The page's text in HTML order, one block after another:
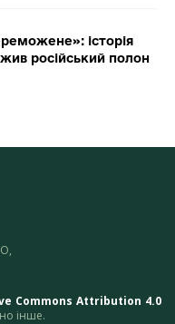
історія
російський полон
Commons Attribution 4.0
інше.